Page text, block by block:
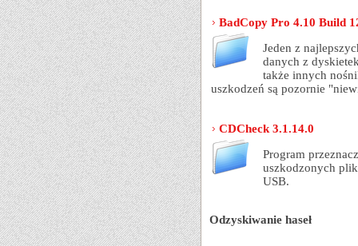
BadCopy Pro 4.10 Build
Jeden z
danych z
także innych
uszkodzeń są pozornie
CDCheck 3.1.14.0
Program
uszkodzonych
USB.
Odzyskiwanie haseł